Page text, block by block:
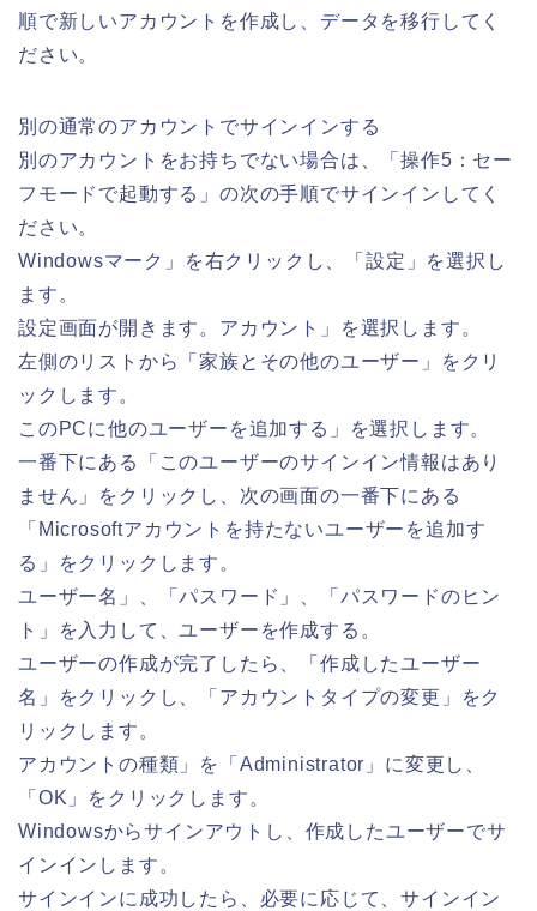
順で新しいアカウントを作成し、データを移行してく
ださい。
別の通常のアカウントでサインインする
別のアカウントをお持ちでない場合は、「操作5：セー
フモードで起動する」の次の手順でサインインしてく
ださい。
Windowsマーク」を右クリックし、「設定」を選択し
ます。
設定画面が開きます。アカウント」を選択します。
左側のリストから「家族とその他のユーザー」をクリ
ックします。
このPCに他のユーザーを追加する」を選択します。
一番下にある「このユーザーのサインイン情報はあり
ません」をクリックし、次の画面の一番下にある
「Microsoftアカウントを持たないユーザーを追加す
る」をクリックします。
ユーザー名」、「パスワード」、「パスワードのヒン
ト」を入力して、ユーザーを作成する。
ユーザーの作成が完了したら、「作成したユーザー
名」をクリックし、「アカウントタイプの変更」をク
リックします。
アカウントの種類」を「Administrator」に変更し、
「OK」をクリックします。
Windowsからサインアウトし、作成したユーザーでサ
インインします。
サインインに成功したら、必要に応じて、サインイン